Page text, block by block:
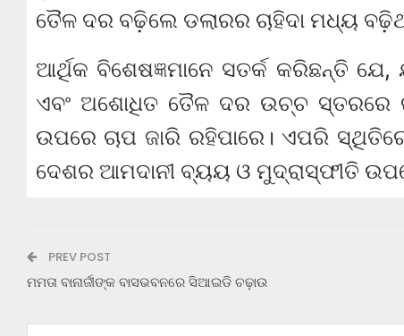
ତୈଳ ଦର ବଢ଼ିଲେ ଡଲାରର ଚାହିଦା ମଧ୍ୟ
ଆର୍ଥିକ ବିଶେଷଜ୍ଞମାନେ ସତର୍କ କରିଛନ୍ତି
ଏବଂ ଅଶୋଧିତ ତୈଳ ଦର ଉଚ୍ଚ ସ୍ତରରେ
ଉପରେ ଚାପ ଜାରି ରହିପାରେ। ଏପରି
ଦେଶର ଆମଦାନୀ ବ୍ୟୟ ଓ ମୁଦ୍ରାସ୍ଫୀତି
PREV POST
ମମତା ବାନାର୍ଜୀଙ୍କ ବାସଭବନରେ ସିଆଇଡି ଚଢ଼ାଉ